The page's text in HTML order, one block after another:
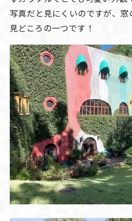
写真だと見にくいのですが、
見どころの一つです！